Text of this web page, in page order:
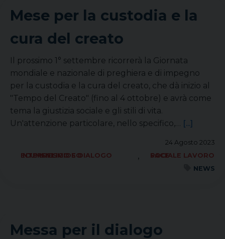
Mese per la custodia e la
cura del creato
Il prossimo 1° settembre ricorrerà la Giornata
mondiale e nazionale di preghiera e di impegno
per la custodia e la cura del creato, che dà inizio al
"Tempo del Creato" (fino al 4 ottobre) e avrà come
tema la giustizia sociale e gli stili di vita.
Un'attenzione particolare, nello specifico,… [...]
24 Agosto 2023
ECUMENISMO E DIALOGO INTERRELIGIOSO
,
SOCIALE LAVORO PACE
NEWS
Messa per il dialogo